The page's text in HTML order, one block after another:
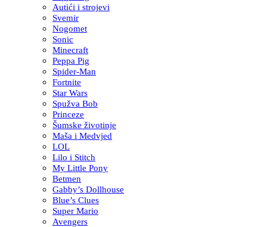
Autići i strojevi
Svemir
Nogomet
Sonic
Minecraft
Peppa Pig
Spider-Man
Fortnite
Star Wars
Spužva Bob
Princeze
Šumske životinje
Maša i Medvjed
LOL
Lilo i Stitch
My Little Pony
Betmen
Gabby’s Dollhouse
Blue’s Clues
Super Mario
Avengers